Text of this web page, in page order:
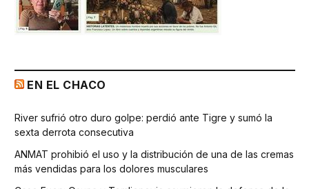
EN EL CHACO
River sufrió otro duro golpe: perdió ante Tigre y sumó la
sexta derrota consecutiva
ANMAT prohibió el uso y la distribución de una de las cremas
más vendidas para los dolores musculares